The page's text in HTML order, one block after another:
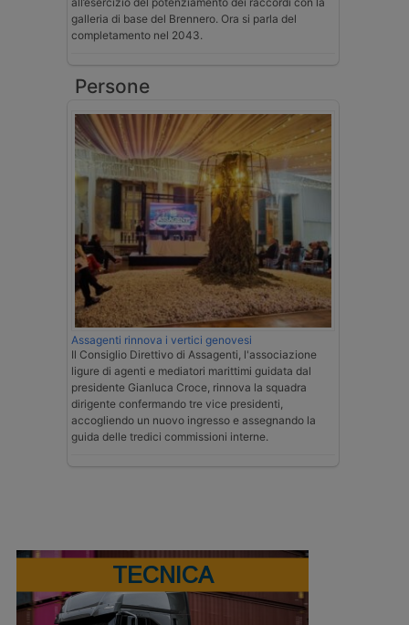
galleria di base del Brennero. Ora si parla del
completamento nel 2043.
Persone
Assagenti rinnova i vertici genovesi
Il Consiglio Direttivo di Assagenti, l'associazione
ligure di agenti e mediatori marittimi guidata dal
presidente Gianluca Croce, rinnova la squadra
dirigente confermando tre vice presidenti,
accogliendo un nuovo ingresso e assegnando la
guida delle tredici commissioni interne.
TECNICA